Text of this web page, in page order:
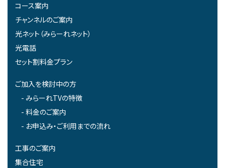
コース案内
チャンネルのご案内
光ネット（みらーれネット）
光電話
セット割料金プラン
ご加入を検討中の方
みらーれTVの特徴
料金のご案内
お申込み・ご利用までの流れ
工事のご案内
集合住宅